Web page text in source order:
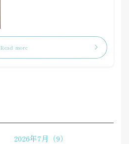
Read more
2026年7月（9）